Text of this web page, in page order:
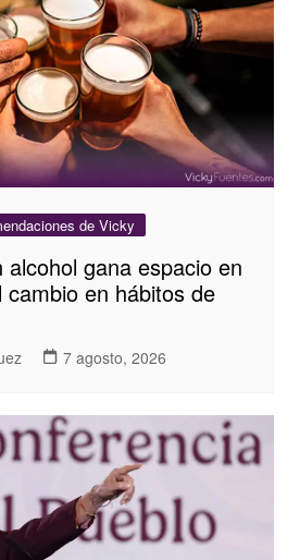
de Vicky
gana espacio en
cambio en hábitos de
7 agosto, 2026